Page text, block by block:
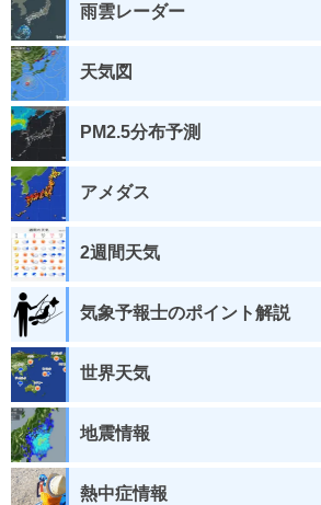
雨雲レーダー
天気図
PM2.5分布予測
アメダス
2週間天気
気象予報士のポイント解説
世界天気
地震情報
熱中症情報